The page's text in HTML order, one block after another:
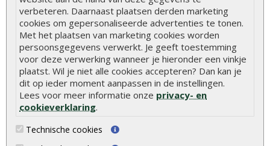
verbeteren. Daarnaast plaatsen derden marketing
cookies om gepersonaliseerde advertenties te tonen.
Met het plaatsen van marketing cookies worden
persoonsgegevens verwerkt. Je geeft toestemming
voor deze verwerking wanneer je hieronder een vinkje
plaatst. Wil je niet alle cookies accepteren? Dan kan je
dit op ieder moment aanpassen in de instellingen.
Lees voor meer informatie onze privacy- en
cookieverklaring.
Technische cookies
Welke palen voor een schapenhek
Alle populaire categorieën
Tuinhout
Schutting
Vlonderplanken
Tuinpalen
Tuindeuren
Tuinschermen
Steigerplanken